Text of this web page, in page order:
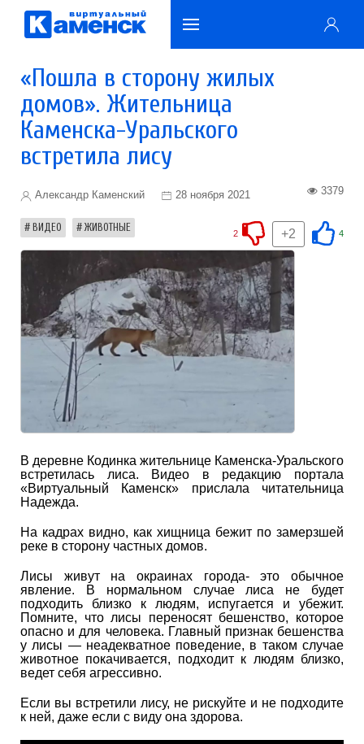
«Пошла в сторону жилых
домов». Жительница
Каменска-Уральского
встретила лису
Александр Каменский 28 ноября 2021 3379
ВИДЕО ЖИВОТНЫЕ 4
+2
2
В деревне Кодинка жительнице Каменска-Уральского
встретилась лиса. Видео в редакцию портала
«Виртуальный Каменск» прислала читательница
Надежда.
На кадрах видно, как хищница бежит по замерзшей
реке в сторону частных домов.
Лисы живут на окраинах города- это обычное
явление. В нормальном случае лиса не будет
подходить близко к людям, испугается и убежит.
Помните, что лисы переносят бешенство, которое
опасно и для человека. Главный признак бешенства
у лисы — неадекватное поведение, в таком случае
животное покачивается, подходит к людям близко,
ведет себя агрессивно.
Если вы встретили лису, не рискуйте и не подходите
к ней, даже если с виду она здорова.